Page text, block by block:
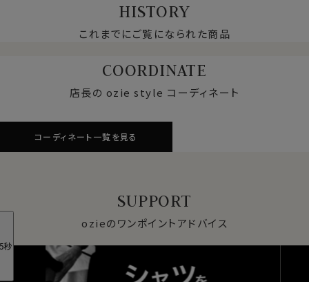
5秒
HISTORY
これまでにご覧になられた商品
COORDINATE
店長の ozie style コーディネート
コーディネート一覧を見る
SUPPORT
ozieのワンポイントアドバイス